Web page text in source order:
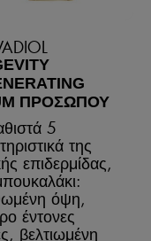
ΠΡΟΣΏΠΟΥ
5
της
επιδερμίδας,
όψη,
έντονες
βελτιωμένη